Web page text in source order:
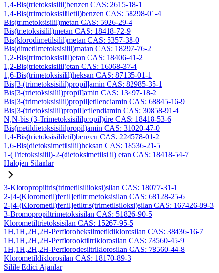
1,4-Bis(trietoksisilil)benzen CAS: 2615-18-1
1,4-Bis(trimetoksisililetil)benzen CAS: 58298-01-4
Bis(trimetoksisilil)metan CAS: 5926-29-4
Bis(trietoksisilil)metan CAS: 18418-72-9
Bis(klorodimetilsilil)metan CAS: 5357-38-0
Bis(dimetilmetoksisilil)matan CAS: 18297-76-2
1,2-Bis(trimetoksisilil)etan CAS: 18406-41-2
1,2-Bis(trietoksisilil)etan CAS: 16068-37-4
1,6-Bis(trimetoksisilil)heksan CAS: 87135-01-1
Bis[3-(trimetoksisilil)propil]amin CAS: 82985-35-1
Bis[3-(trietoksisilil)propil]amin CAS: 13497-18-2
Bis[3-(trimetoksisilil)propil]etilendiamin CAS: 68845-16-9
Bis[3-(trietoksisilil)propil]etilendiamin CAS: 30858-91-4
N,N-bis (3-Trimetoksisililpropil)üre CAS: 18418-53-6
Bis(metildietoksisililpropil)amin CAS: 31020-47-0
1,4-Bis(trietoksisililetil)benzen CAS: 224578-01-2
1,6-Bis(dietoksimetilsilil)heksan CAS: 18536-21-5
1-(Trietoksisilil)-2-(dietoksimetilsilil) etan CAS: 18418-54-7
Halojen Silanlar
3-Kloropropiltris(trimetilsililoksi)silan CAS: 18077-31-1
2-[4-(Klorometil)fenil]etiltrimetoksisilan CAS: 68128-25-6
2-[4-(Klorometil)fenil]etiltris(trimetilsiloksi)silan CAS: 167426-89-3
3-Bromopropiltrimetoksisilan CAS: 51826-90-5
Klorometiltrietoksisilan CAS: 15267-95-5
1H,1H,2H,2H-Perfloroheksilmetildiklorosilan CAS: 38436-16-7
1H,1H,2H,2H-Perflorooktiltriklorosilan CAS: 78560-45-9
1H,1H,2H,2H-Perflorodesiltriklorosilan CAS: 78560-44-8
Klorometildiklorosilan CAS: 18170-89-3
Silile Edici Ajanlar